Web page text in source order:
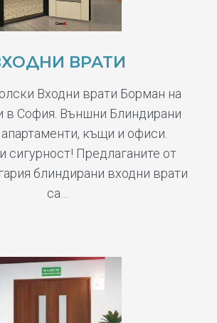
ВРАТИ
Входни врати Борман на
в София. Външни Блиндирани
апартаменти, къщи и офиси.
сигурност! Предлаганите от
блиндирани входни врати
са…